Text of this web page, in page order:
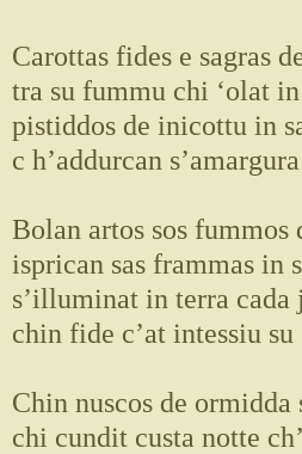
Carottas fides e sagras
tra su fummu chi ‘olat
pistiddos de inicottu in
c h’addurcan
Bolan artos sos fummos
isprican sas frammas in
s’illuminat in terra cada
chin fide c’at intessiu su
Chin nuscos de ormidda
chi cundit custa notte